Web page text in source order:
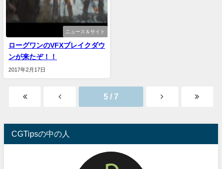
ニュース＆サイト
ローグワンのVFXブレイクダウ
ンが来たぞ！！
2017年2月17日
5 / 7
CGTipsの中の人